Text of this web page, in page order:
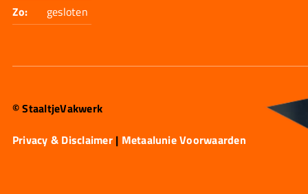
Zo:
gesloten
© StaaltjeVakwerk
Privacy & Disclaimer| Metaalunie Voorwaarden